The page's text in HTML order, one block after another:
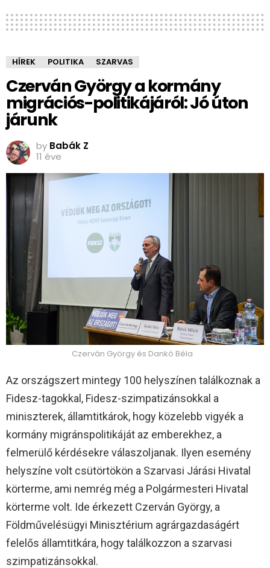
HÍREK POLITIKA SZARVAS
Czerván György a kormány
migrációs-politikájáról: Jó úton
járunk
by Babák Z
11 éve
Czerván György és Dankó Béla
Az országszert mintegy 100 helyszínen találkoznak a
Fidesz-tagokkal, Fidesz-szimpatizánsokkal a
miniszterek, államtitkárok, hogy közelebb vigyék a
kormány migránspolitikáját az emberekhez, a
felmerülő kérdésekre válaszoljanak. Ilyen esemény
helyszíne volt csütörtökön a Szarvasi Járási Hivatal
körterme, ami nemrég még a Polgármesteri Hivatal
körterme volt. Ide érkezett Czerván György, a
Földművelésügyi Minisztérium agrárgazdaságért
felelős államtitkára, hogy találkozzon a szarvasi
szimpatizánsokkal.